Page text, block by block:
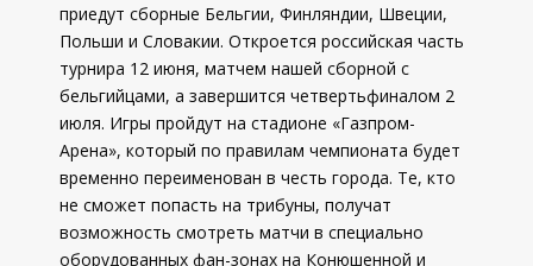
приедут сборные Бельгии, Финляндии, Швеции,
Польши и Словакии. Откроется российская часть
турнира 12 июня, матчем нашей сборной с
бельгийцами, а завершится четвертьфиналом 2
июля. Игры пройдут на стадионе «Газпром-
Арена», который по правилам чемпионата будет
временно переименован в честь города. Те, кто
не сможет попасть на трибуны, получат
возможность смотреть матчи в специально
оборудованных фан-зонах на Конюшенной и